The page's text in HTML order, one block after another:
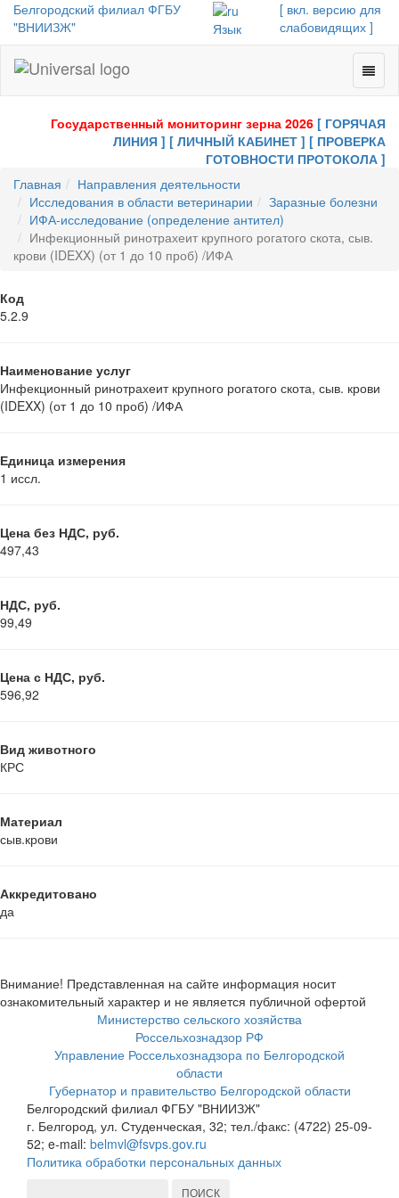
Белгородский филиал ФГБУ
"ВНИИЗЖ"
Язык
[ вкл. версию для
слабовидящих ]
-
Toggle
Государственный мониторинг зерна 2026 [ ГОРЯЧАЯ
ЛИНИЯ ] [ ЛИЧНЫЙ КАБИНЕТ ] [ ПРОВЕРКА
ГОТОВНОСТИ ПРОТОКОЛА ]
Главная
Направления деятельности
Исследования в области ветеринарии
Заразные болезни
ИФА-исследование (определение антител)
Инфекционный ринотрахеит крупного рогатого скота, сыв.
крови (IDEXX) (от 1 до 10 проб) /ИФА
Код
5.2.9
Наименование услуг
Инфекционный ринотрахеит крупного рогатого скота, сыв. крови
(IDEXX) (от 1 до 10 проб) /ИФА
Единица измерения
1 иссл.
Цена без НДС, руб.
497,43
НДС, руб.
99,49
Цена с НДС, руб.
596,92
Вид животного
КРС
Материал
сыв.крови
Аккредитовано
да
Внимание! Представленная на сайте информация носит
ознакомительный характер и не является публичной офертой
Министерство сельского хозяйства
Россельхознадзор РФ
Управление Россельхознадзора по Белгородской
области
Губернатор и правительство Белгородской области
Белгородский филиал ФГБУ "ВНИИЗЖ"
г. Белгород, ул. Студенческая, 32; тел./факс: (4722) 25-09-
52; e-mail: belmvl@fsvps.gov.ru
Политика обработки персональных данных